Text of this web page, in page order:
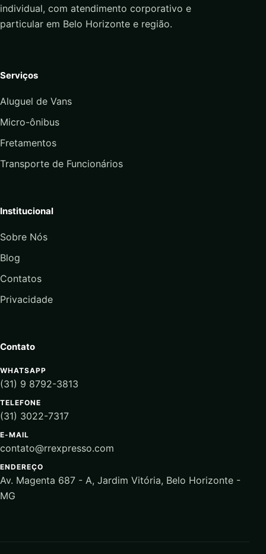
individual, com atendimento corporativo e
particular em Belo Horizonte e região.
Serviços
Aluguel de Vans
Micro-ônibus
Fretamentos
Transporte de Funcionários
Institucional
Sobre Nós
Blog
Contatos
Privacidade
Contato
WHATSAPP
(31) 9 8792-3813
TELEFONE
(31) 3022-7317
E-MAIL
contato@rrexpresso.com
ENDEREÇO
Av. Magenta 687 - A, Jardim Vitória, Belo Horizonte -
MG